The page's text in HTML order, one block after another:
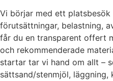
Vi börjar med ett
förutsättningar, belastning,
får du en transparent offert
och rekommenderade
startar tar vi hand om allt –
sättsand/stenmjöl, läggning,